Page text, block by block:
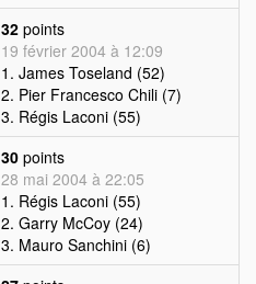
32 points
19 février 2004 à 12:09
1. James Toseland (52)
2. Pier Francesco Chili (7)
3. Régis Laconi (55)
30 points
28 mai 2004 à 22:05
1. Régis Laconi (55)
2. Garry McCoy (24)
3. Mauro Sanchini (6)